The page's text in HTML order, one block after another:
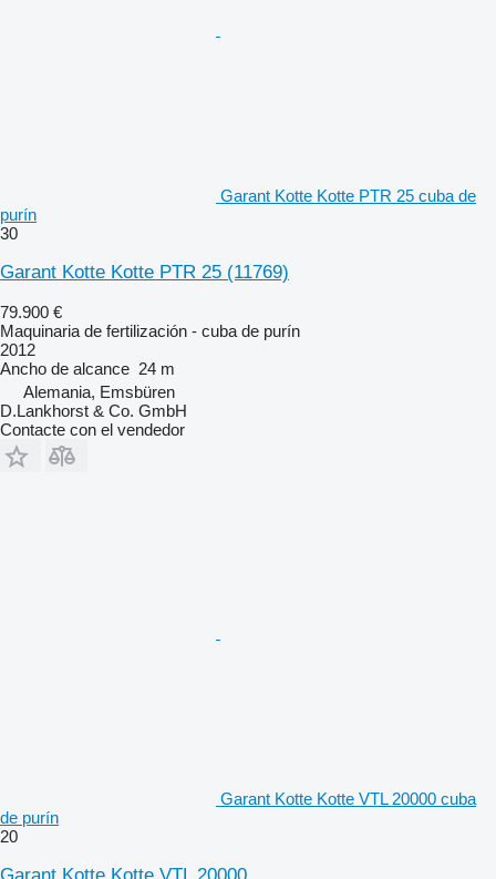
Garant Kotte Kotte PTR 25 cuba de
purín
30
Garant Kotte Kotte PTR 25 (11769)
79.900 €
Maquinaria de fertilización - cuba de purín
2012
Ancho de alcance 24 m
Alemania, Emsbüren
D.Lankhorst & Co. GmbH
Contacte con el vendedor
Garant Kotte Kotte VTL 20000 cuba
de purín
20
Garant Kotte Kotte VTL 20000